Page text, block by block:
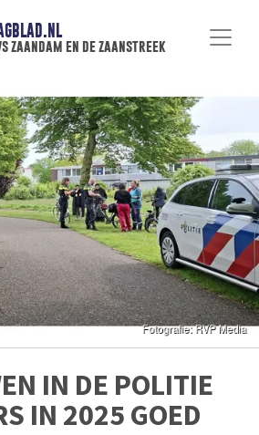
zaandam en de zaanstreek
IN DE POLITIE
IN 2025 GOED